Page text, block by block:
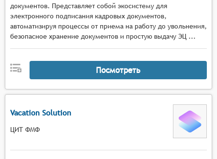
документов. Представляет собой экосистему для
электронного подписания кадровых документов,
автоматизируя процессы от приема на работу до увольнения,
безопасное хранение документов и простую выдачу ЭЦ ...
Посмотреть
Vacation Solution
ЦИТ ФМФ